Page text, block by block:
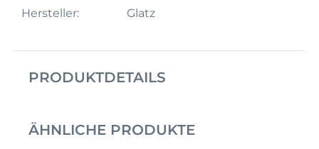
Hersteller:
Glatz
PRODUKTDETAILS
ÄHNLICHE PRODUKTE